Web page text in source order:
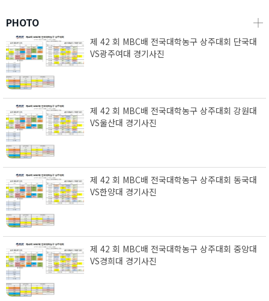
PHOTO ┼
제 42 회 MBC배 전국대학농구 상주대회 단국대
VS광주여대 경기사진
제 42 회 MBC배 전국대학농구 상주대회 강원대
VS울산대 경기사진
제 42 회 MBC배 전국대학농구 상주대회 동국대
VS한양대 경기사진
제 42 회 MBC배 전국대학농구 상주대회 중앙대
VS경희대 경기사진